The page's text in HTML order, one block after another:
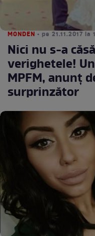
MONDEN • pe 21.11.2017 la
Nici nu s-a
verighetele!
MPFM, anunţ
surprinzător